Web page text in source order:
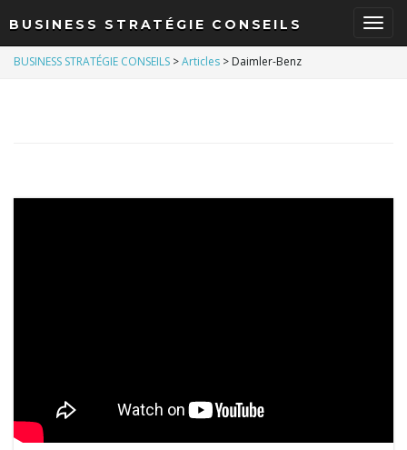
l
BUSINESS STRATÉGIE CONSEILS
BUSINESS STRATÉGIE CONSEILS >Articles > Daimler-Benz